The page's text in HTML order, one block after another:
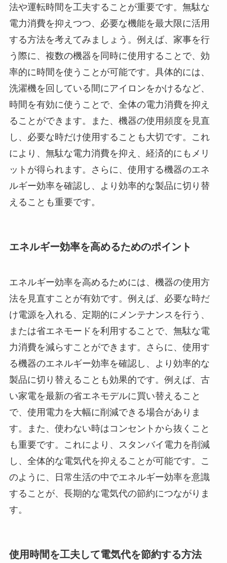
法や運転時間を工夫することが重要です。無駄な
電力消費を抑えつつ、必要な機能を最大限に活用
する方法を考えてみましょう。例えば、家事を行
う際に、複数の機器を同時に使用することで、効
率的に時間を使うことが可能です。具体的には、
洗濯機を回している間にアイロンをかけるなど、
時間を有効に使うことで、全体の電力消費を抑え
ることができます。また、機器の使用頻度を見直
し、必要な時だけ使用することも大切です。これ
により、無駄な電力消費を抑え、経済的にもメリ
ットが得られます。さらに、使用する機器のエネ
ルギー効率を確認し、より効率的な製品に切り替
えることも重要です。
エネルギー効率を高めるためのポイント
エネルギー効率を高めるためには、機器の使用方
法を見直すことが有効です。例えば、必要な時だ
け電源を入れる、定期的にメンテナンスを行う、
または省エネモードを利用することで、無駄な電
力消費を減らすことができます。さらに、使用す
る機器のエネルギー効率を確認し、より効率的な
製品に切り替えることも効果的です。例えば、古
い家電を最新の省エネモデルに買い替えること
で、使用電力を大幅に削減できる場合がありま
す。また、使わない時はコンセントから抜くこと
も重要です。これにより、スタンバイ電力を削減
し、全体的な電気代を抑えることが可能です。こ
のように、日常生活の中でエネルギー効率を意識
することが、長期的な電気代の節約につながりま
す。
使用時間を工夫して電気代を節約する方法